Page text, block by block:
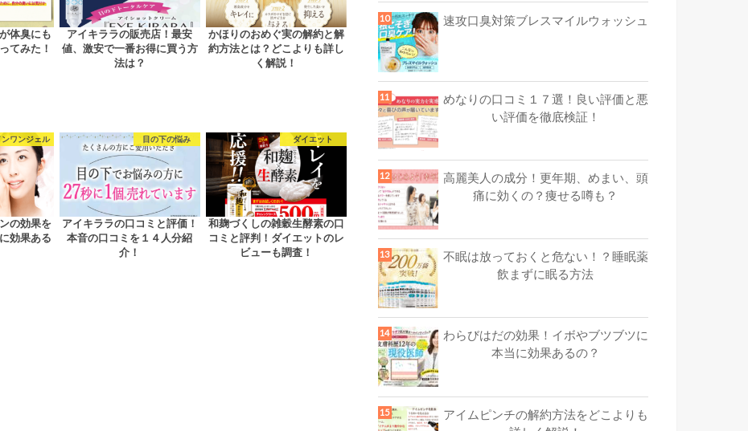
体臭にも
てみた！
アイキララの販売店！最安
値、激安で一番お得に買う方
法は？
かほりのおめぐ実の解約と解
約方法とは？どこよりも詳し
く解説！
ンワンジェル
の効果を
効果ある
目の下の悩み
アイキララの口コミと評価！
本音の口コミを１４人分紹
介！
ダイエット
和麹づくしの雑穀生酵素の口
コミと評判！ダイエットのレ
ビューも調査！
速攻口臭対策ブレスマイルウォッシュ
めなりの口コミ１７選！良い評価と悪
い評価を徹底検証！
高麗美人の成分！更年期、めまい、頭
痛に効くの？痩せる噂も？
不眠は放っておくと危ない！？睡眠薬
飲まずに眠る方法
わらびはだの効果！イボやブツブツに
本当に効果あるの？
アイムピンチの解約方法をどこよりも